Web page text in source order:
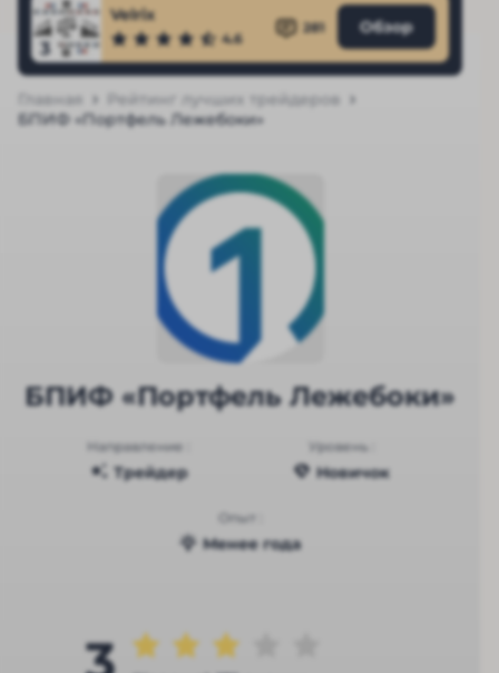
3
Velrix
4.6
281 Обзор
Главная
Рейтинг лучших трейдеров
БПИФ «Портфель Лежебоки»
БПИФ «Портфель Лежебоки»
Направление :
Трейдер
Уровень :
Новичок
Опыт :
Менее года